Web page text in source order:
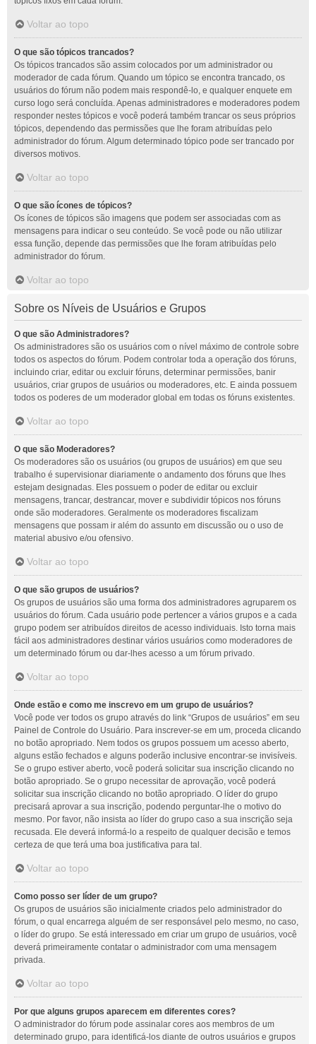
Voltar ao topo
O que são tópicos trancados?
Os tópicos trancados são assim colocados por um administrador ou
moderador de cada fórum. Quando um tópico se encontra trancado, os
usuários do fórum não podem mais respondê-lo, e qualquer enquete em
curso logo será concluída. Apenas administradores e moderadores podem
responder nestes tópicos e você poderá também trancar os seus próprios
tópicos, dependendo das permissões que lhe foram atribuídas pelo
administrador do fórum. Algum determinado tópico pode ser trancado por
diversos motivos.
Voltar ao topo
O que são ícones de tópicos?
Os ícones de tópicos são imagens que podem ser associadas com as
mensagens para indicar o seu conteúdo. Se você pode ou não utilizar
essa função, depende das permissões que lhe foram atribuídas pelo
administrador do fórum.
Voltar ao topo
Sobre os Níveis de Usuários e Grupos
O que são Administradores?
Os administradores são os usuários com o nível máximo de controle sobre
todos os aspectos do fórum. Podem controlar toda a operação dos fóruns,
incluindo criar, editar ou excluir fóruns, determinar permissões, banir
usuários, criar grupos de usuários ou moderadores, etc. E ainda possuem
todos os poderes de um moderador global em todas os fóruns existentes.
Voltar ao topo
O que são Moderadores?
Os moderadores são os usuários (ou grupos de usuários) em que seu
trabalho é supervisionar diariamente o andamento dos fóruns que lhes
estejam designadas. Eles possuem o poder de editar ou excluir
mensagens, trancar, destrancar, mover e subdividir tópicos nos fóruns
onde são moderadores. Geralmente os moderadores fiscalizam
mensagens que possam ir além do assunto em discussão ou o uso de
material abusivo e/ou ofensivo.
Voltar ao topo
O que são grupos de usuários?
Os grupos de usuários são uma forma dos administradores agruparem os
usuários do fórum. Cada usuário pode pertencer a vários grupos e a cada
grupo podem ser atribuídos direitos de acesso individuais. Isto torna mais
fácil aos administradores destinar vários usuários como moderadores de
um determinado fórum ou dar-lhes acesso a um fórum privado.
Voltar ao topo
Onde estão e como me inscrevo em um grupo de usuários?
Você pode ver todos os grupo através do link “Grupos de usuários” em seu
Painel de Controle do Usuário. Para inscrever-se em um, proceda clicando
no botão apropriado. Nem todos os grupos possuem um acesso aberto,
alguns estão fechados e alguns poderão inclusive encontrar-se invisíveis.
Se o grupo estiver aberto, você poderá solicitar sua inscrição clicando no
botão apropriado. Se o grupo necessitar de aprovação, você poderá
solicitar sua inscrição clicando no botão apropriado. O líder do grupo
precisará aprovar a sua inscrição, podendo perguntar-lhe o motivo do
mesmo. Por favor, não insista ao líder do grupo caso a sua inscrição seja
recusada. Ele deverá informá-lo a respeito de qualquer decisão e temos
certeza de que terá uma boa justificativa para tal.
Voltar ao topo
Como posso ser líder de um grupo?
Os grupos de usuários são inicialmente criados pelo administrador do
fórum, o qual encarrega alguém de ser responsável pelo mesmo, no caso,
o líder do grupo. Se está interessado em criar um grupo de usuários, você
deverá primeiramente contatar o administrador com uma mensagem
privada.
Voltar ao topo
Por que alguns grupos aparecem em diferentes cores?
O administrador do fórum pode assinalar cores aos membros de um
determinado grupo, para identificá-los diante de outros usuários e grupos